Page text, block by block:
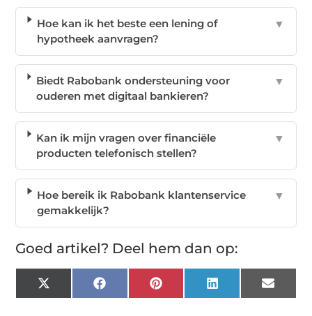
Hoe kan ik het beste een lening of
hypotheek aanvragen?
▼
Biedt Rabobank ondersteuning voor
ouderen met digitaal bankieren?
▼
Kan ik mijn vragen over financiële
producten telefonisch stellen?
▼
Hoe bereik ik Rabobank klantenservice
gemakkelijk?
▼
Goed artikel? Deel hem dan op:
X
(Twitter)
FacebookPinterest LinkedIn Email